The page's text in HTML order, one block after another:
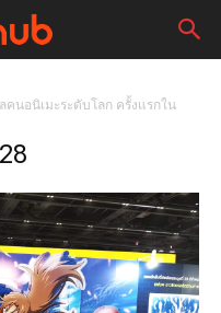
นอนิเมะระดับโลก ครั้งแรกใน